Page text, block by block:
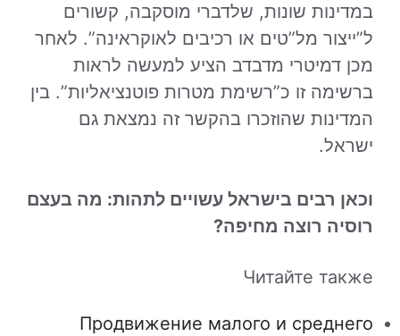
במדינות שונות, שלדברי מוסקבה, קשורים
ל”ייצור מל”טים או רכיבים לאוקראינה”. לאחר
מכן דמיטרי מדבדב הציע למעשה לראות
ברשימה זו כ”רשימת מטרות פוטנציאליות”. בין
המדינות שהוזכרו בהקשר זה נמצאת גם
ישראל.
וכאן רבים בישראל עשויים לתהות: מה בעצם
רוסיה רוצה מחיפה?
Читайте также
Продвижение малого и среднего